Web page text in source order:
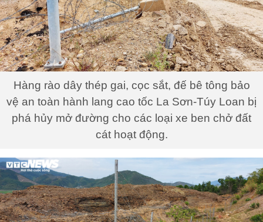
Hàng rào dây thép gai, cọc sắt, đế bê tông bảo
vệ an toàn hành lang cao tốc La Sơn-Túy Loan bị
phá hủy mở đường cho các loại xe ben chở đất
cát hoạt động.